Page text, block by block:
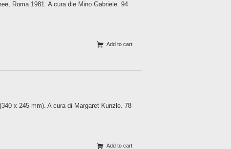
Roma 1981. A cura die Mino Gabriele. 94
Add to cart
x 245 mm). A cura di Margaret Kunzle. 78
Add to cart